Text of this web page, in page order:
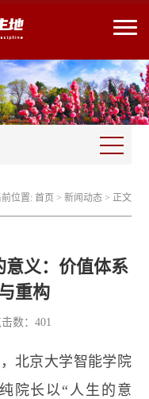
前位置: 首页 > 新闻动态> 正文
意义：价值体系
重构
数： 401
北京大学智能学院
院长以“人生的意